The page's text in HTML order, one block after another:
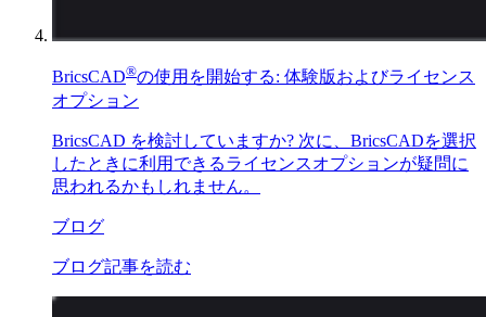
BricsCAD®の使用を開始する: 体験版およびライセンス
オプション
BricsCAD を検討していますか? 次に、BricsCADを選択
したときに利用できるライセンスオプションが疑問に
思われるかもしれません。
ブログ
ブログ記事を読む